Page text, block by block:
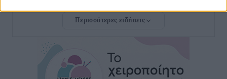
Ρόδου και αντιμετώπιση των ελλείψεων προσωπικού
ανακοίνωσε ο Άδωνις Γεωργιάδης
Iατρικός Σύλλογος Ροδου προς Α. Γεωργιάδη:
Στρατηγικές Προτάσεις για την Ενίσχυση της
Περισσότερες ειδήσεις